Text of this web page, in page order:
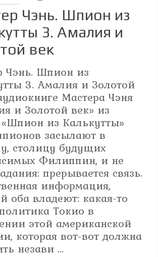
Чэнь. Шпион из
3. Амалия и
век
Чэнь. Шпион из
3. Амалия и Золотой
Мастера Чэня
и Золотой век» из
из Калькутты»
засылают в
столицу будущих
Филиппин, и не
прерывается связь.
информация,
оба владеют: какая-то
Токио в
этой американской
которая вот-вот должна
незави ...